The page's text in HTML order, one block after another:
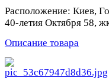
Расположение: Киев,
40-летия Октября 58,
Описание товара